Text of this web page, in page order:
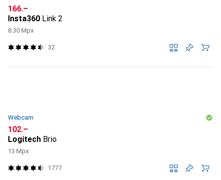
CHF
166.–
Insta360 Link 2
8.30 Mpx
32
Webcam
CHF
102.–
Logitech Brio
13 Mpx
1777